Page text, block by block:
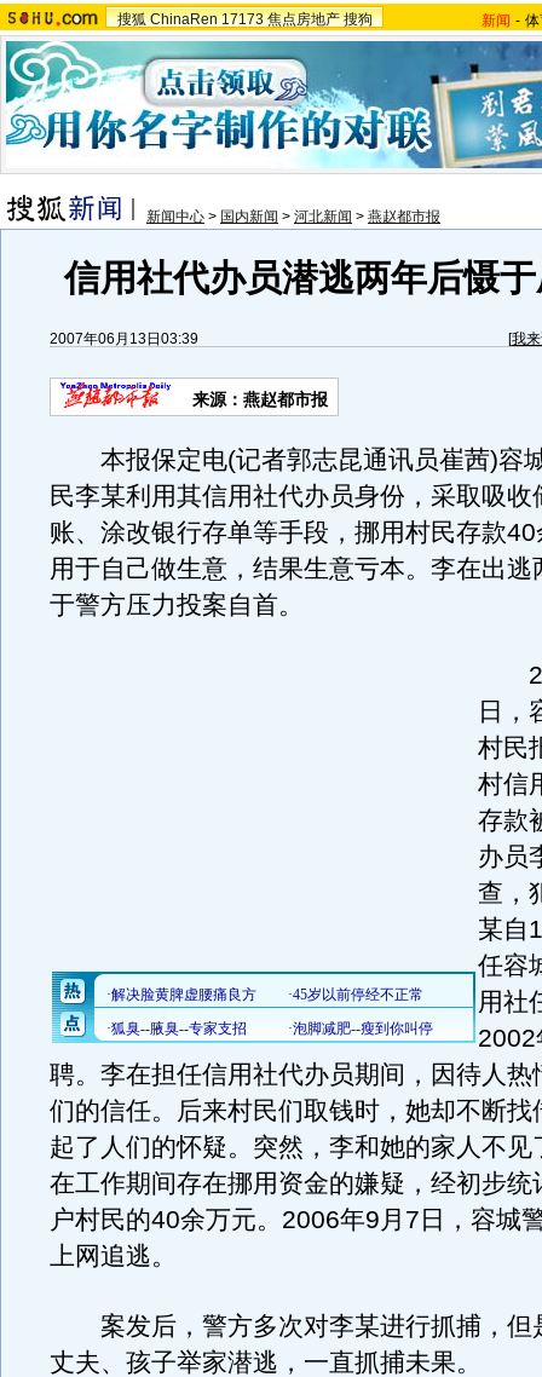
搜狐 ChinaRen 17173 焦点房地产 搜狗 新闻 -
新闻中心 > 国内新闻 > 河北新闻 > 燕赵都市报
信用社代办员潜逃两年后慑
2007年06月13日03:39 [我
来源：燕赵都市报
本报保定电(记者郭志昆通讯员崔茜)容
民李某利用其信用社代办员身份，采取吸收
账、涂改银行存单等手段，挪用村民存款
用于自己做生意，结果生意亏本。李在出逃
于警方压力投案自首。
日，
村民
村信
存款
办员
查，
某自
任容
用社
2002
聘。李在担任信用社代办员期间，因待人热
们的信任。后来村民们取钱时，她却不断找
起了人们的怀疑。突然，李和她的家人不见
在工作期间存在挪用资金的嫌疑，经初步统
户村民的40余万元。2006年9月7日，容城
上网追逃。
案发后，警方多次对李某进行抓捕，但
丈夫、孩子举家潜逃，一直抓捕未果。